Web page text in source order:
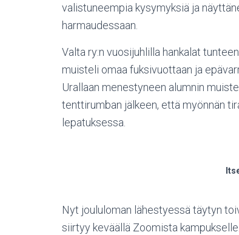
valistuneempia kysymyksiä ja
harmaudessaan.
Valta ry:n vuosijuhlilla hankalat
muisteli omaa fuksivuottaan ja
Urallaan menestyneen alumnin
tenttirumban jälkeen, että myönnän
lepatuksessa.
Nyt joululoman lähestyessä täytyn
siirtyy keväällä Zoomista